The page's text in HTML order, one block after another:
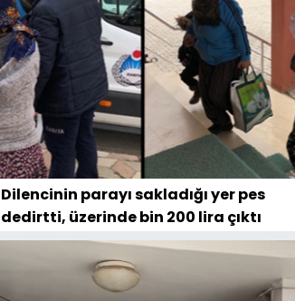
Dilencinin parayı sakladığı yer pes
dedirtti, üzerinde bin 200 lira çıktı